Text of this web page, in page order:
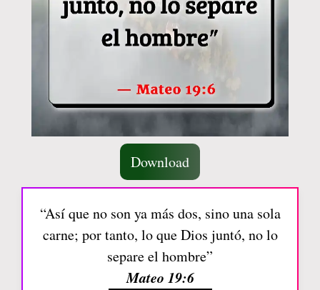
Download
“Así que no son ya más dos, sino una sola
carne; por tanto, lo que Dios juntó, no lo
separe el hombre”
Mateo 19:6